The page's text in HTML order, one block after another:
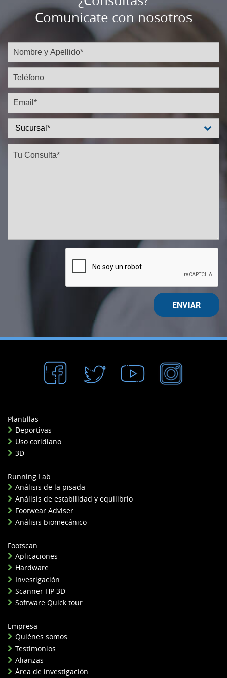
Comunicate con nosotros
ENVIAR
Plantillas
Deportivas
Uso cotidiano
3D
Running Lab
Análisis de la pisada
Análisis de estabilidad y equilibrio
Footwear Adviser
Análisis biomecánico
Footscan
Aplicaciones
Hardware
Investigación
Scanner HP 3D
Software Quick tour
Empresa
Quiénes somos
Testimonios
Alianzas
Área de investigación